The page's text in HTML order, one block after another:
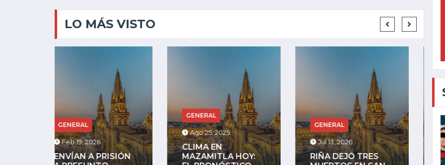
LO MÁS VISTO
GENERAL
Ago 25, 2025
CLIMA EN
MAZAMITLA HOY:
GENERAL
Jul 13, 2026
RIÑA DEJÓ TRES
GENERAL
Jul 27, 2025
LA COMUNIDAD
INDÍGENA DE